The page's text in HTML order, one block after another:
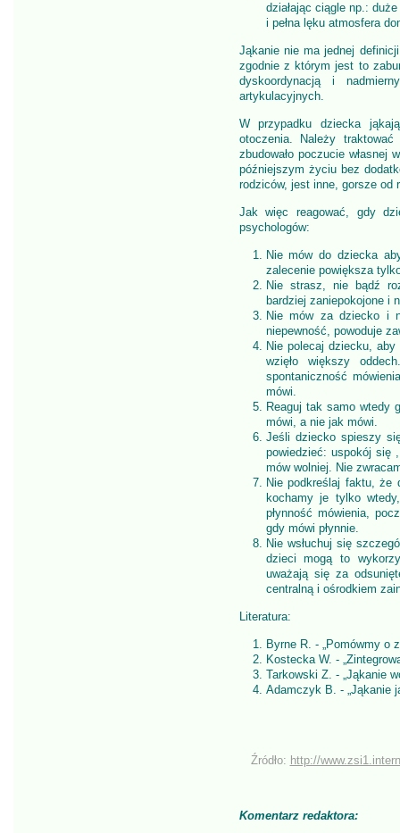
działając ciągle np.:
i pełna lęku atmosfera
Jąkanie nie ma jednej
zgodnie z którym jest to
dyskoordynacją i
artykulacyjnych.
W przypadku dziecka
otoczenia. Należy
zbudowało poczucie
późniejszym życiu bez
rodziców, jest inne, gorsze od
Jak więc reagować, gdy
psychologów:
Nie mów do dziecka
zalecenie powiększa
Nie strasz, nie bądź
bardziej zaniepokojone i
Nie mów za dziecko i
niepewność, powoduje
Nie polecaj dziecku, aby
wzięło większy
spontaniczność
mówi.
Reaguj tak samo wtedy
mówi, a nie jak mówi.
Jeśli dziecko spieszy
powiedzieć: uspokój się
mów wolniej. Nie
Nie podkreślaj faktu, że
kochamy je tylko
płynność mówienia,
gdy mówi płynnie.
Nie wsłuchuj się
dzieci mogą to
uważają się za
centralną i ośrodkiem
Literatura:
Byrne R. - „Pomówmy o
Kostecka W. -
Tarkowski Z. - „Jąkanie
Adamczyk B. - „Jąkanie
Źródło: http://
Komentarz redaktora: